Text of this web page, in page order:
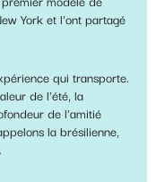
York et l'ont partagé
qui transporte.
de l'été, la
de l'amitié
la brésilienne,